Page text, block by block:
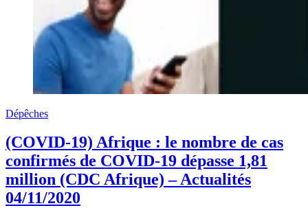
Dépêches
(COVID-19) Afrique : le nombre de cas
confirmés de COVID-19 dépasse 1,81
million (CDC Afrique) – Actualités
04/11/2020